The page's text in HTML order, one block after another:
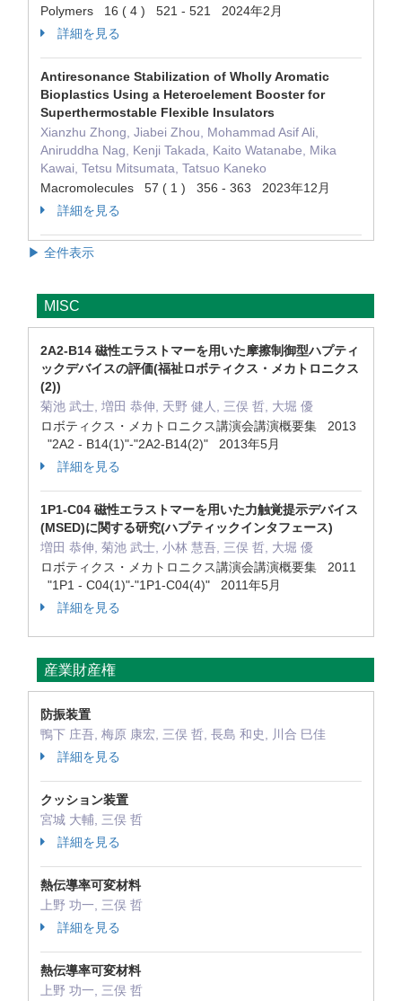
Polymers 16 ( 4 ) 521 - 521 2024年2月
詳細を見る
Antiresonance Stabilization of Wholly Aromatic
Bioplastics Using a Heteroelement Booster for
Superthermostable Flexible Insulators
Xianzhu Zhong, Jiabei Zhou, Mohammad Asif Ali,
Aniruddha Nag, Kenji Takada, Kaito Watanabe, Mika
Kawai, Tetsu Mitsumata, Tatsuo Kaneko
Macromolecules 57 ( 1 ) 356 - 363 2023年12月
詳細を見る
▶ 全件表示
MISC
2A2-B14 磁性エラストマーを用いた摩擦制御型ハプティ
ックデバイスの評価(福祉ロボティクス・メカトロニクス
(2))
菊池 武士, 増田 恭伸, 天野 健人, 三俣 哲, 大堀 優
ロボティクス・メカトロニクス講演会講演概要集 2013
"2A2 - B14(1)"-"2A2-B14(2)" 2013年5月
詳細を見る
1P1-C04 磁性エラストマーを用いた力触覚提示デバイス
(MSED)に関する研究(ハプティックインタフェース)
増田 恭伸, 菊池 武士, 小林 慧吾, 三俣 哲, 大堀 優
ロボティクス・メカトロニクス講演会講演概要集 2011
"1P1 - C04(1)"-"1P1-C04(4)" 2011年5月
詳細を見る
産業財産権
防振装置
鴨下 庄吾, 梅原 康宏, 三俣 哲, 長島 和史, 川合 巳佳
詳細を見る
クッション装置
宮城 大輔, 三俣 哲
詳細を見る
熱伝導率可変材料
上野 功一, 三俣 哲
詳細を見る
熱伝導率可変材料
上野 功一, 三俣 哲